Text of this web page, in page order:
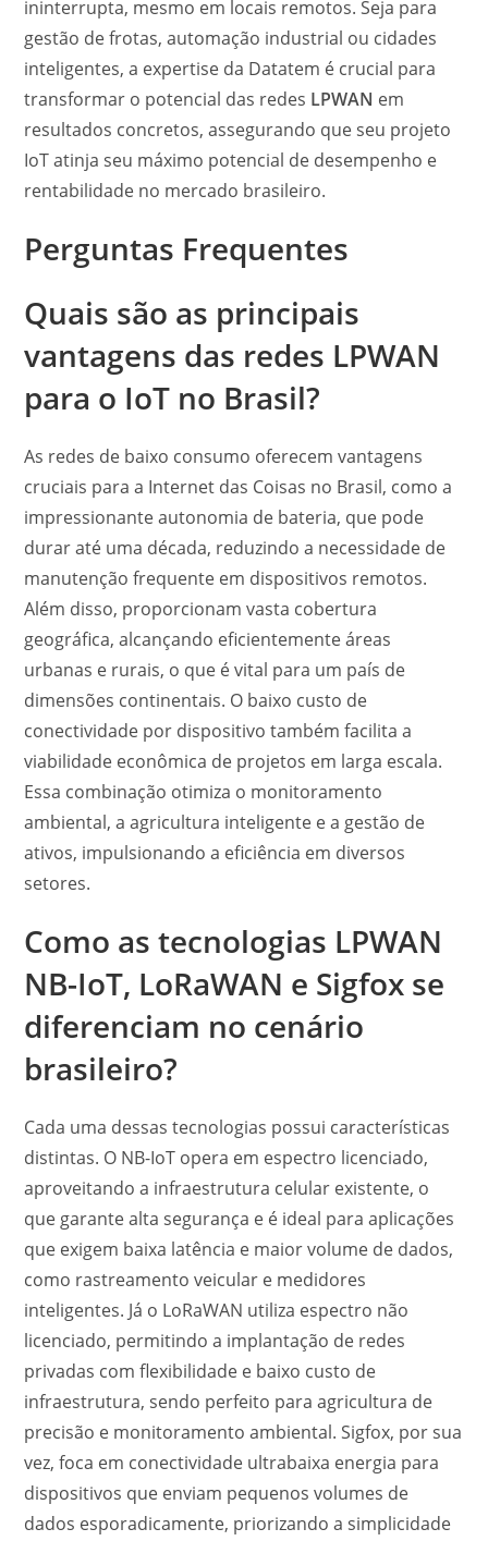
ininterrupta, mesmo em locais remotos. Seja para
gestão de frotas, automação industrial ou cidades
inteligentes, a expertise da Datatem é crucial para
transformar o potencial das redes LPWAN em
resultados concretos, assegurando que seu projeto
IoT atinja seu máximo potencial de desempenho e
rentabilidade no mercado brasileiro.
Perguntas Frequentes
Quais são as principais
vantagens das redes LPWAN
para o IoT no Brasil?
As redes de baixo consumo oferecem vantagens
cruciais para a Internet das Coisas no Brasil, como a
impressionante autonomia de bateria, que pode
durar até uma década, reduzindo a necessidade de
manutenção frequente em dispositivos remotos.
Além disso, proporcionam vasta cobertura
geográfica, alcançando eficientemente áreas
urbanas e rurais, o que é vital para um país de
dimensões continentais. O baixo custo de
conectividade por dispositivo também facilita a
viabilidade econômica de projetos em larga escala.
Essa combinação otimiza o monitoramento
ambiental, a agricultura inteligente e a gestão de
ativos, impulsionando a eficiência em diversos
setores.
Como as tecnologias LPWAN
NB-IoT, LoRaWAN e Sigfox se
diferenciam no cenário
brasileiro?
Cada uma dessas tecnologias possui características
distintas. O NB-IoT opera em espectro licenciado,
aproveitando a infraestrutura celular existente, o
que garante alta segurança e é ideal para aplicações
que exigem baixa latência e maior volume de dados,
como rastreamento veicular e medidores
inteligentes. Já o LoRaWAN utiliza espectro não
licenciado, permitindo a implantação de redes
privadas com flexibilidade e baixo custo de
infraestrutura, sendo perfeito para agricultura de
precisão e monitoramento ambiental. Sigfox, por sua
vez, foca em conectividade ultrabaixa energia para
dispositivos que enviam pequenos volumes de
dados esporadicamente, priorizando a simplicidade